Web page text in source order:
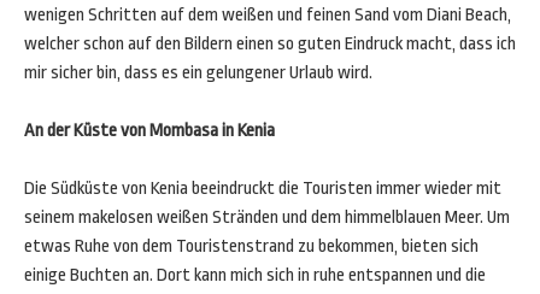
wenigen Schritten auf dem weißen und feinen Sand vom Diani Beach,
welcher schon auf den Bildern einen so guten Eindruck macht, dass ich
mir sicher bin, dass es ein gelungener Urlaub wird.
An der Küste von Mombasa in Kenia
Die Südküste von Kenia beeindruckt die Touristen immer wieder mit
seinem makelosen weißen Stränden und dem himmelblauen Meer. Um
etwas Ruhe von dem Touristenstrand zu bekommen, bieten sich
einige Buchten an. Dort kann mich sich in ruhe entspannen und die